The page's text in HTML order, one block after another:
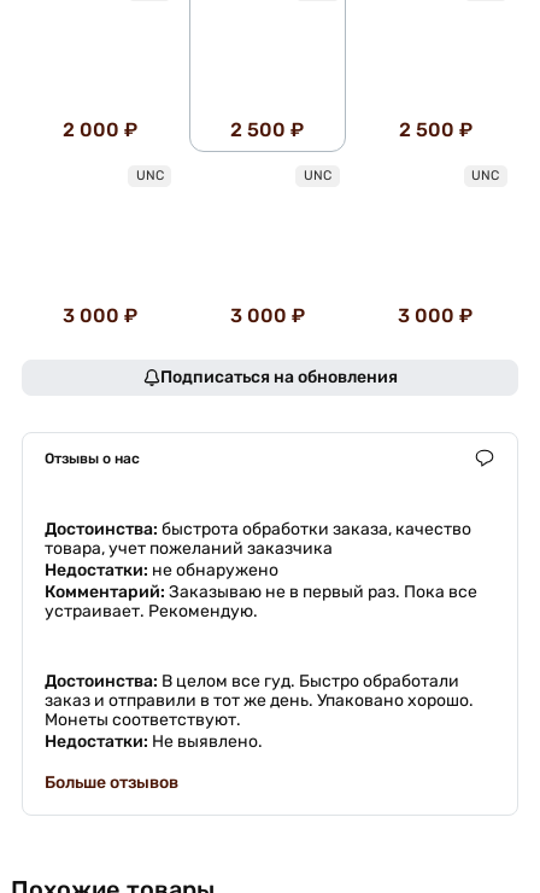
2 000 ₽ 2 500 ₽ 2 500 ₽
UNC
3 000 ₽
UNC
3 000 ₽
UNC
3 000 ₽
Подписаться на обновления
Отзывы о нас
Достоинства: быстрота обработки заказа, качество
товара, учет пожеланий заказчика
Недостатки: не обнаружено
Комментарий: Заказываю не в первый раз. Пока все
устраивает. Рекомендую.
Достоинства: В целом все гуд. Быстро обработали
заказ и отправили в тот же день. Упаковано хорошо.
Монеты соответствуют.
Недостатки: Не выявлено.
Больше отзывов